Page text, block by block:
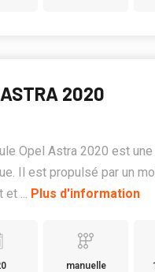
2020
Opel Astra 2020 est
Il est propulsé par un
et ... Plus d'information
manuelle